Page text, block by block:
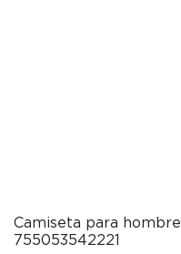
Camiseta para
755053542221